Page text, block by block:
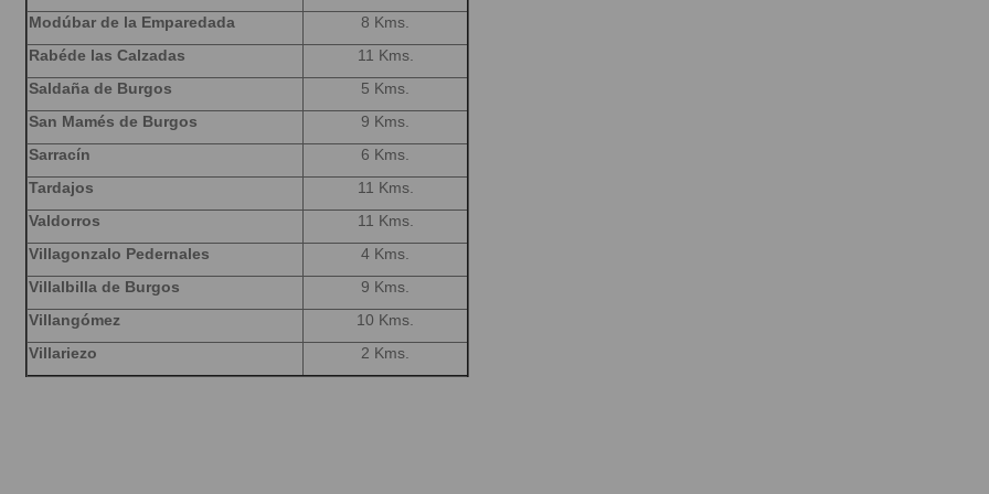
Modúbar de la Emparedada
8 Kms.
Rabéde las Calzadas
11 Kms.
Saldaña de Burgos
5 Kms.
San Mamés de Burgos
9 Kms.
Sarracín
6 Kms.
Tardajos
11 Kms.
Valdorros
11 Kms.
Villagonzalo Pedernales
4 Kms.
Villalbilla de Burgos
9 Kms.
Villangómez
10 Kms.
Villariezo
2 Kms.